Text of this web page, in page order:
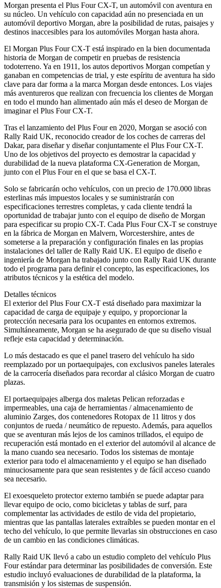
Morgan presenta el Plus Four CX-T, un automóvil con aventura en
su núcleo. Un vehículo con capacidad aún no presenciada en un
automóvil deportivo Morgan, abre la posibilidad de rutas, paisajes y
destinos inaccesibles para los automóviles Morgan hasta ahora.
El Morgan Plus Four CX-T está inspirado en la bien documentada
historia de Morgan de competir en pruebas de resistencia
todoterreno. Ya en 1911, los autos deportivos Morgan competían y
ganaban en competencias de trial, y este espíritu de aventura ha sido
clave para dar forma a la marca Morgan desde entonces. Los viajes
más aventureros que realizan con frecuencia los clientes de Morgan
en todo el mundo han alimentado aún más el deseo de Morgan de
imaginar el Plus Four CX-T.
Tras el lanzamiento del Plus Four en 2020, Morgan se asoció con
Rally Raid UK, reconocido creador de los coches de carreras del
Dakar, para diseñar y diseñar conjuntamente el Plus Four CX-T.
Uno de los objetivos del proyecto es demostrar la capacidad y
durabilidad de la nueva plataforma CX-Generation de Morgan,
junto con el Plus Four en el que se basa el CX-T.
Solo se fabricarán ocho vehículos, con un precio de 170.000 libras
esterlinas más impuestos locales y se suministrarán con
especificaciones terrestres completas, y cada cliente tendrá la
oportunidad de trabajar junto con el equipo de diseño de Morgan
para especificar su propio CX-T. Cada Plus Four CX-T se construye
en la fábrica de Morgan en Malvern, Worcestershire, antes de
someterse a la preparación y configuración finales en las propias
instalaciones del taller de Rally Raid UK. El equipo de diseño e
ingeniería de Morgan ha trabajado junto con Rally Raid UK durante
todo el programa para definir el concepto, las especificaciones, los
atributos técnicos y la estética del modelo.
Detalles técnicos
El exterior del Plus Four CX-T está diseñado para maximizar la
capacidad de carga de equipaje y equipo, y proporcionar la
protección necesaria para los ocupantes en entornos extremos.
Simultáneamente, Morgan se ha asegurado de que su diseño visual
refleje esta capacidad y determinación.
Lo más destacado es que el panel trasero del vehículo ha sido
reemplazado por un portaequipajes, con exclusivos paneles laterales
de la carrocería diseñados para recordar al clásico Morgan de cuatro
plazas.
El portaequipajes alberga dos maletas Pelican reforzadas e
impermeables, una caja de herramientas / almacenamiento de
aluminio Zarges, dos contenedores Rotopax de 11 litros y dos
conjuntos de rueda / neumático de repuesto. Además, para aquellos
que se aventuran más lejos de los caminos trillados, el equipo de
recuperación está montado en el exterior del automóvil al alcance de
la mano cuando sea necesario. Todos los sistemas de montaje
exterior para todo el almacenamiento y el equipo se han diseñado
minuciosamente para que sean resistentes y de fácil acceso cuando
sea necesario.
El exoesqueleto protector externo también se puede adaptar para
llevar equipo de ocio, como bicicletas y tablas de surf, para
complementar las actividades de estilo de vida del propietario,
mientras que las pantallas laterales extraíbles se pueden montar en el
techo del vehículo, lo que permite llevarlas sin obstrucciones en caso
de un cambio en las condiciones climáticas.
Rally Raid UK llevó a cabo un estudio completo del vehículo Plus
Four estándar para determinar las posibilidades de conversión. Este
estudio incluyó evaluaciones de durabilidad de la plataforma, la
transmisión y los sistemas de suspensión.